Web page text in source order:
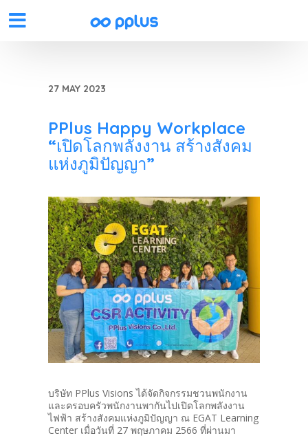
27 MAY 2023
PPlus Happy Workplace
“เปิดโลกพลังงาน สร้างสังคม
แห่งภูมิปัญญา”
บริษัท PPlus Visions ได้จัดกิจกรรมชวนพนักงาน
และครอบครัวพนักงานพากันไปเปิดโลกพลังงาน
ไฟฟ้า สร้างสังคมแห่งภูมิปัญญา ณ EGAT Learning
Center เมื่อวันที่ 27 พฤษภาคม 2566 ที่ผ่านมา